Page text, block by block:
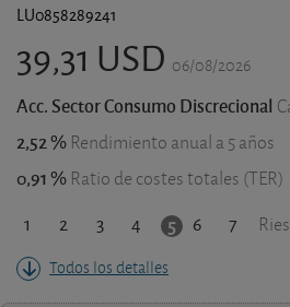
LU0858289241
39,31 USD 06/08/2026
Acc. Sector Consumo Discrecional
2,52 % Rendimiento anual a 5 años
0,91 % Ratio de costes totales (TER)
1 2 3 4 5 6 7
Todos los detalles